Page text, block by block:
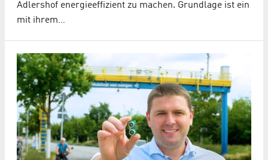
Adlershof energieeffizient zu machen. Grundlage ist ein
mit ihrem…